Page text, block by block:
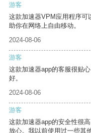
游客
这款加速器VPM应用程序可
助你在网络上自由移动。
2024-08-06
游客
这款加速器app的客服很贴
好。
2024-08-06
游客
这款加速器app的安全性很
放心。我以前使用过一些其